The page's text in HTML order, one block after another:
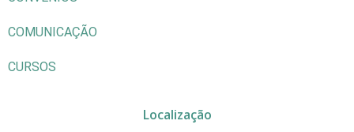
COMUNICAÇÃO
CURSOS
Localização